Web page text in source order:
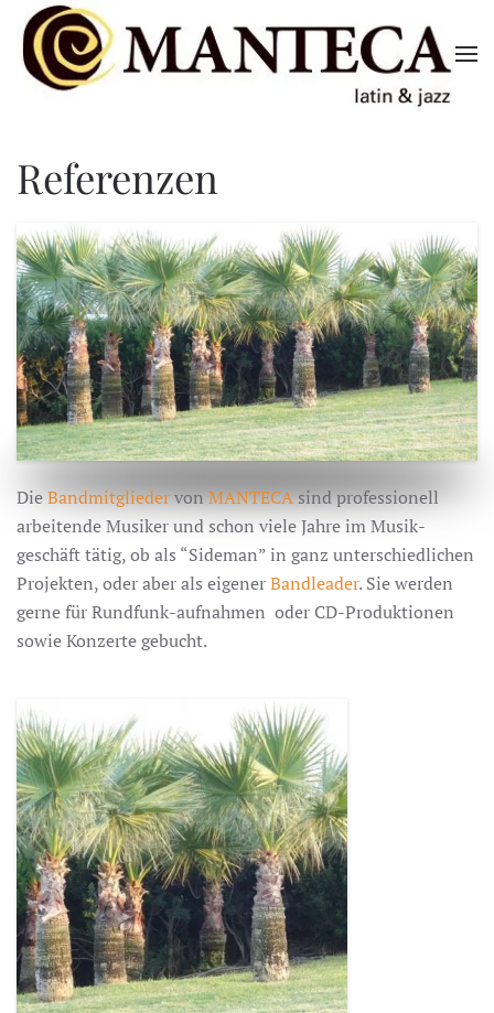
Skip to main content
Referenzen
DieBandmitgliedervonMANTECAsind professionell
arbeitende Musiker und schon viele Jahre im Musik-
geschäft tätig, ob als “Sideman” in ganz unterschiedlichen
Projekten, oder aber als eigenerBandleader. Sie werden
gerne für Rundfunk-aufnahmen oder CD-Produktionen
sowie Konzerte gebucht.